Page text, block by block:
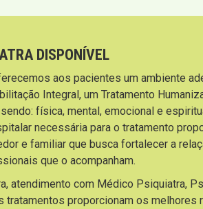
DISPONÍVEL
aos pacientes um ambiente
Integral, um Tratamento
física, mental, emocional e
necessária para o tratamento
e familiar que busca fortalecer a
que o acompanham.
atendimento com Médico Psiquiatra,
tratamentos proporcionam os melhores